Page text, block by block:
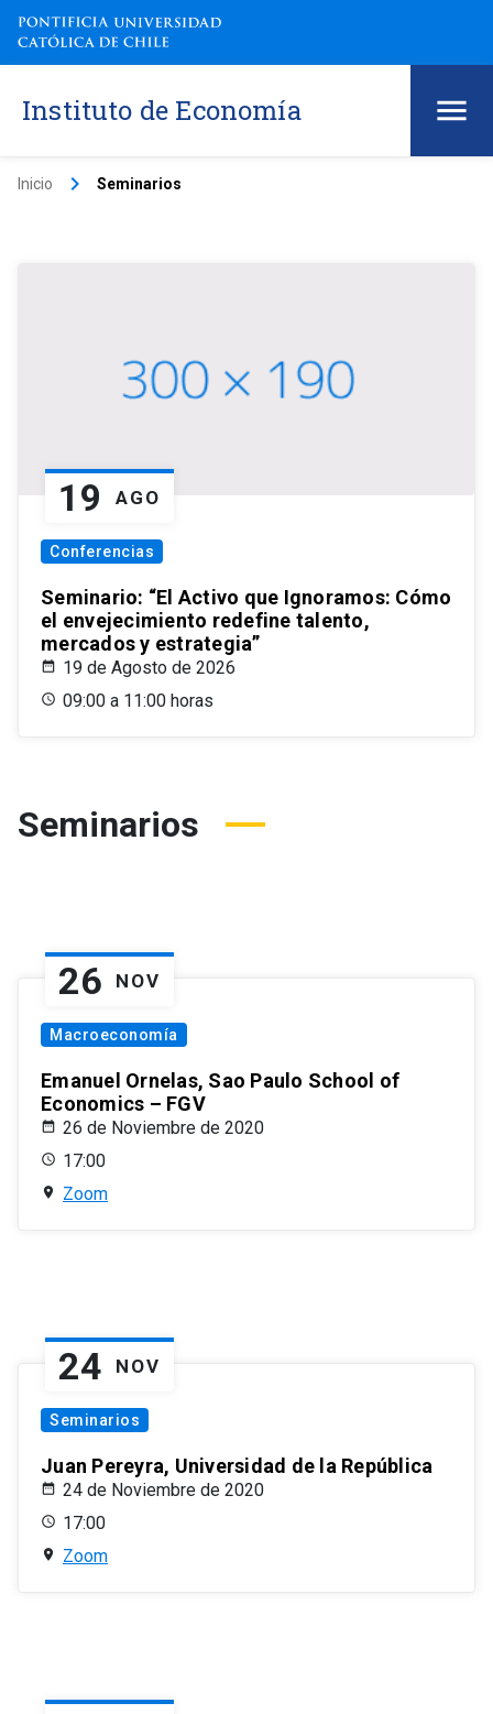
Instituto de Economía
Inicio keyboard_arrow_right Seminarios
19 AGO
Conferencias
Seminario: “El Activo que Ignoramos: Cómo
el envejecimiento redefine talento,
mercados y estrategia”
19 de Agosto de 2026
09:00 a 11:00 horas
Seminarios
26 NOV
Macroeconomía
Emanuel Ornelas, Sao Paulo School of
Economics – FGV
26 de Noviembre de 2020
17:00
Zoom
24 NOV
Seminarios
Juan Pereyra, Universidad de la República
24 de Noviembre de 2020
17:00
Zoom